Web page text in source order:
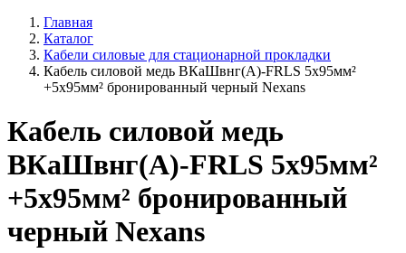
Главная
Каталог
Кабели силовые для стационарной прокладки
Кабель силовой медь ВКаШвнг(A)-FRLS 5x95мм²
+5x95мм² бронированный черный Nexans
Кабель силовой медь
ВКаШвнг(A)-FRLS 5x95мм²
+5x95мм² бронированный
черный Nexans